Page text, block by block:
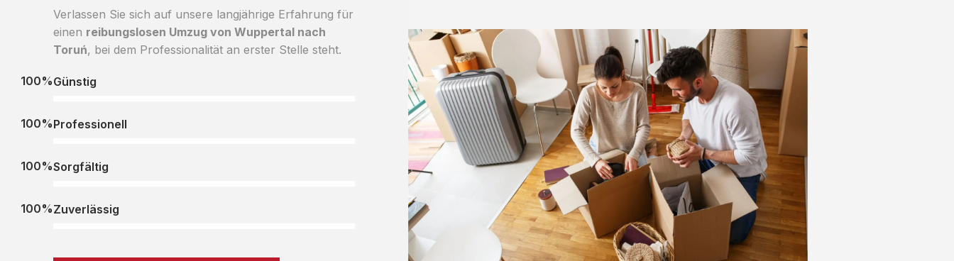
Verlassen Sie sich auf unsere langjährige Erfahrung für
einen reibungslosen Umzug von Wuppertal nach
Toruń, bei dem Professionalität an erster Stelle steht.
Günstig
100%
Professionell
100%
Sorgfältig
100%
Zuverlässig
100%